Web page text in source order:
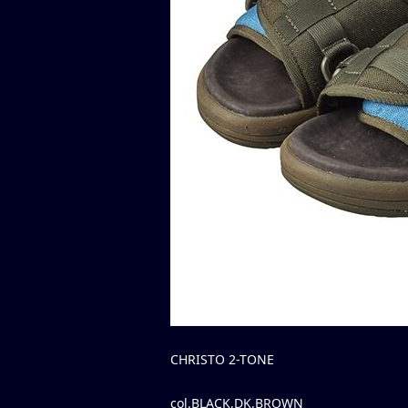
CHRISTO 2-TONE
col.BLACK,DK.BROWN